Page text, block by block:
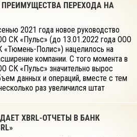
ПРЕИМУЩЕСТВА ПЕРЕХОДА НА
2021 года новое руководство
СК «Пульс» (до 13.01.2022 года ООО
«Тюмень-Полис») нацелилось на
компании. С того момента в
СК «Пульс» значительно вырос
данных и операций, вместе с тем
раз увеличился штат
XBRL-ОТЧЕТЫ В БАНК